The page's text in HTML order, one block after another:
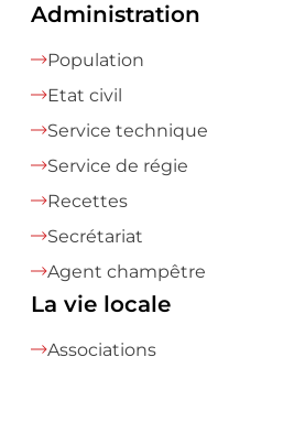
Administration
Population
Etat civil
Service technique
Service de régie
Recettes
Secrétariat
Agent champêtre
La vie locale
Associations